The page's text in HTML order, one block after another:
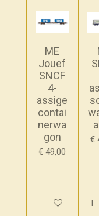
ME
Jouef
SNCF
4-
assige
contai
nerwa
gon
€ 49,00
In winkelwagen
€